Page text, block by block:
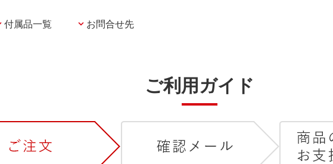
付属品一覧 お問合せ先
ご利用ガイド